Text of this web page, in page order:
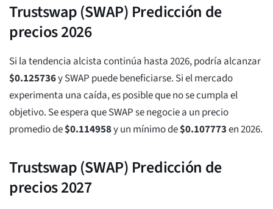
Trustswap (SWAP) Predicción de
precios 2026
Si la tendencia alcista continúa hasta 2026, podría alcanzar
$0.125736y SWAP puede beneficiarse. Si el mercado
experimenta una caída, es posible que no se cumpla el
objetivo. Se espera que SWAP se negocie a un precio
promedio de$0.114958y un mínimo de$0.107773en 2026.
Trustswap (SWAP) Predicción de
precios 2027